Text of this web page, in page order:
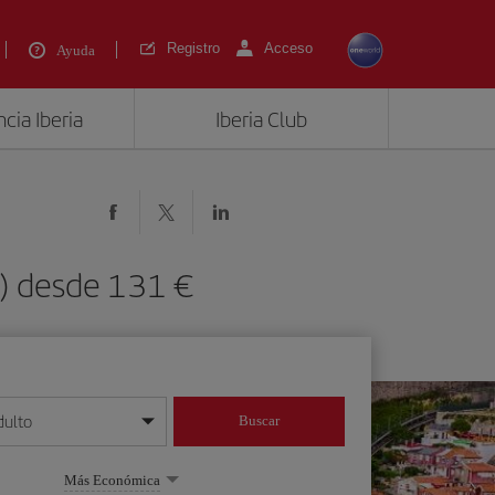
Ayuda Registro Acceso
Iberia Iberia Club
desde 131 €
mes/año
Buscar
Más Económica